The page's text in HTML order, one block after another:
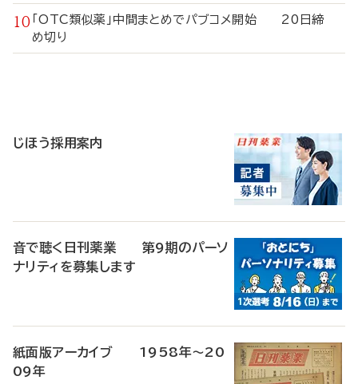
「OTC類似薬」中間まとめでパブコメ開始 20日締
め切り
じほう採用案内
音で聴く日刊薬業 第9期のパーソ
ナリティを募集します
紙面版アーカイブ 1958年～20
09年